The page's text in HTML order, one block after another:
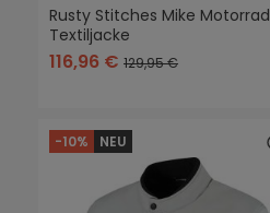
schwarz
Rusty Stitches Mike Motorrad
Textiljacke
116,96 € 129,95 €
-10% NEU